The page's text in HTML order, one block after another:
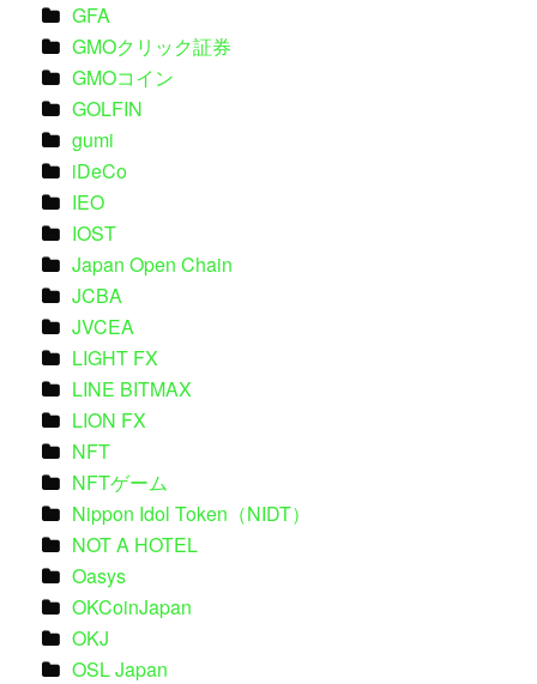
GFA
GMOクリック証券
GMOコイン
GOLFIN
gumi
iDeCo
IEO
IOST
Japan Open Chain
JCBA
JVCEA
LIGHT FX
LINE BITMAX
LION FX
NFT
NFTゲーム
Nippon Idol Token（NIDT）
NOT A HOTEL
Oasys
OKCoinJapan
OKJ
OSL Japan